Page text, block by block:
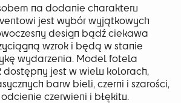
na dodanie charakteru
jest wybór wyjątkowych
design bądź ciekawa
wzrok i będą w stanie
wydarzenia. Model fotela
dostępny jest w wielu kolorach,
barw bieli, czerni i szarości,
czerwieni i błękitu.